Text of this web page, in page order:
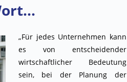
„Für jedes Unternehmen kann
es von entscheidender
wirtschaftlicher Bedeutung
sein, bei der Planung der